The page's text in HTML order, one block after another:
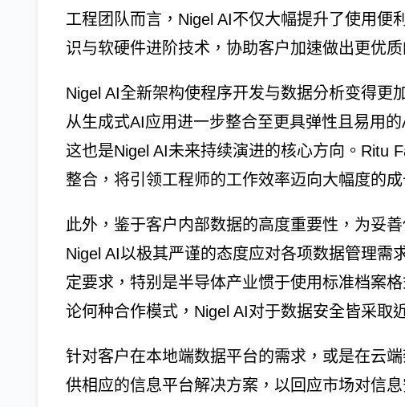
工程团队而言，Nigel AI不仅大幅提升了使用便
识与软硬件进阶技术，协助客户加速做出更优质
Nigel AI全新架构使程序开发与数据分析变得更
从生成式AI应用进一步整合至更具弹性且易用
这也是Nigel AI未来持续演进的核心方向。Ritu
整合，将引领工程师的工作效率迈向大幅度的成
此外，鉴于客户内部数据的高度重要性，为妥
Nigel AI以极其严谨的态度应对各项数据管理需
定要求，特别是半导体产业惯于使用标准档案
论何种合作模式，Nigel AI对于数据安全皆采取
针对客户在本地端数据平台的需求，或是在云
供相应的信息平台解决方案，以回应市场对信